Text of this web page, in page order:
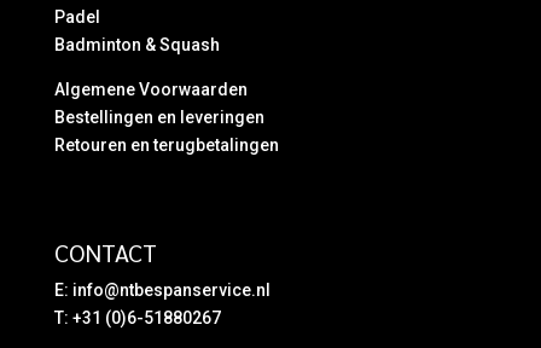
Padel
Badminton & Squash
Algemene Voorwaarden
Bestellingen en leveringen
Retouren en terugbetalingen
CONTACT
E: info@ntbespanservice.nl
T: +31 (0)6-51880267